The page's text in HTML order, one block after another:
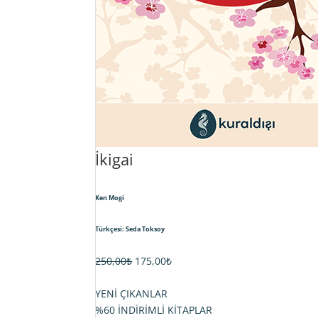
İkigai
Ken Mogi
Türkçesi: Seda Toksoy
250,00₺ Orijinal
250,00₺.
175,00₺Şu
175,00₺.
YENİ ÇIKANLAR
%60 İNDİRİMLİ KİTAPLAR